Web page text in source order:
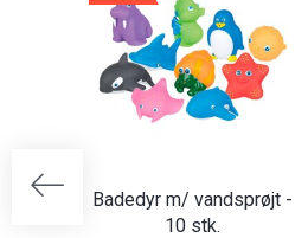
Badedyr m/ vandsprøjt -
10 stk.